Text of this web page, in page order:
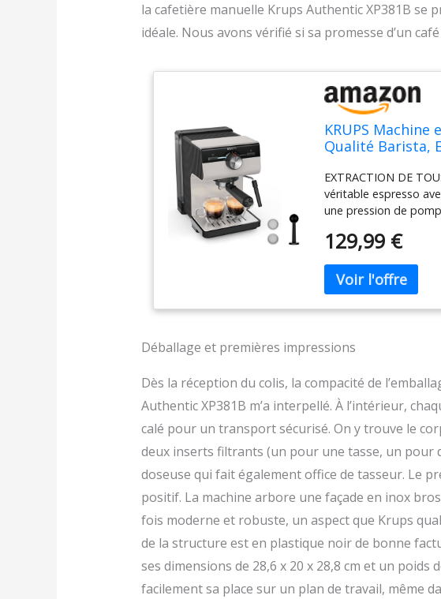
la cafetière manuelle Krups Authentic XP381B se
idéale. Nous avons vérifié si sa promesse d’un
KRUPS Machine
Qualité Barista,
des filtres
XP381B10
EXTRACTION DE
véritable espresso
une pression de
deux tasses ou de la
l'avant de la machine
KRUPS repousse ses
préparation du café
contemporain, de
filtres MOUSSE DE
votre lait en toute
intégrée, pour des
RÉPARABILITÉ 15
réseau de 6 200
contribuer à la
réduction des déchets
129,99 €
Déballage et premières impressions
Dès la réception du colis, la compacité de
Authentic XP381B m’a interpellé. À l’intérieur,
calé pour un transport sécurisé. On y trouve le
deux inserts filtrants (un pour une tasse, un pour
doseuse qui fait également office de tasseur. Le
positif. La machine arbore une façade en inox
fois moderne et robuste, un aspect que Krups
de la structure est en plastique noir de bonne
ses dimensions de 28,6 x 20 x 28,8 cm et un poids
facilement sa place sur un plan de travail, même